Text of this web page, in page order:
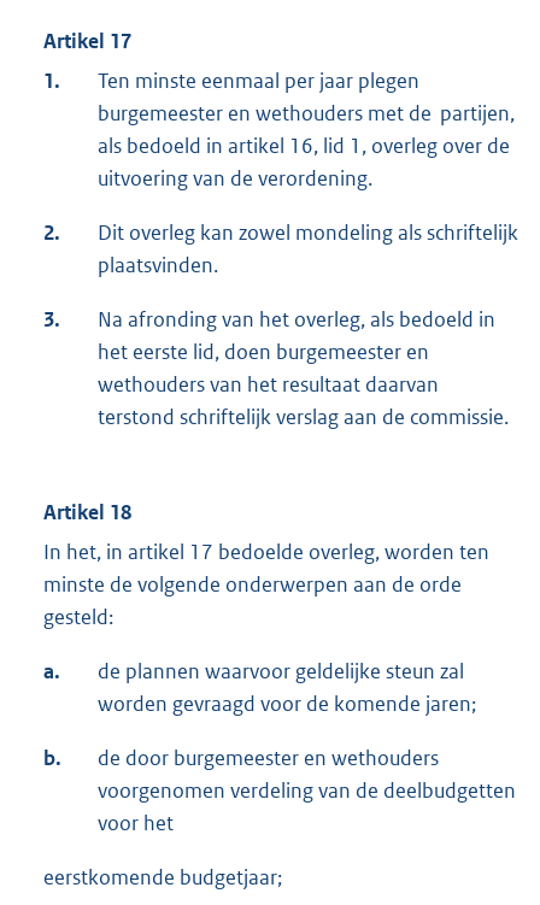
Artikel 17
1.
Ten minste eenmaal per jaar plegen
burgemeester en wethouders met de partijen,
als bedoeld in artikel 16, lid 1, overleg over de
uitvoering van de verordening.
2.
Dit overleg kan zowel mondeling als schriftelijk
plaatsvinden.
3.
Na afronding van het overleg, als bedoeld in
het eerste lid, doen burgemeester en
wethouders van het resultaat daarvan
terstond schriftelijk verslag aan de commissie.
Artikel 18
In het, in artikel 17 bedoelde overleg, worden ten
minste de volgende onderwerpen aan de orde
gesteld:
a.
de plannen waarvoor geldelijke steun zal
worden gevraagd voor de komende jaren;
b.
de door burgemeester en wethouders
voorgenomen verdeling van de deelbudgetten
voor het
eerstkomende budgetjaar;